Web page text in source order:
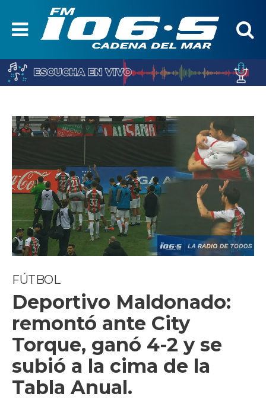
FÚTBOL
Deportivo Maldonado:
remontó ante City
Torque, ganó 4-2 y se
subió a la cima de la
Tabla Anual.